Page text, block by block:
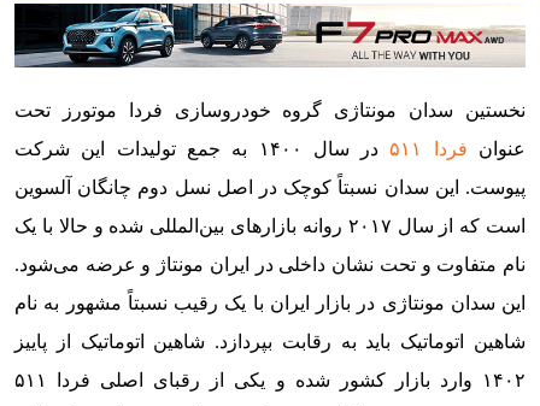
بررسی کابین و طراحی داخلی فردا ۵۱۱
امکانات و تجهیزات
نخستین سدان مونتاژی گروه خودروسازی فردا موتورز تحت
عنوان فردا ۵۱۱
در سال ۱۴۰۰ به جمع تولیدات این شرکت
پیوست. این سدان نسبتاً کوچک در اصل نسل دوم چانگان آلسوین
است که از سال ۲۰۱۷ روانه بازارهای بین‌المللی شده و حالا با یک
نام متفاوت و تحت نشان داخلی در ایران مونتاژ و عرضه می‌شود.
این سدان مونتاژی در بازار ایران با یک رقیب نسبتاً مشهور به نام
شاهین اتوماتیک باید به رقابت بپردازد. شاهین اتوماتیک از پاییز
۱۴۰۲ وارد بازار کشور شده و یکی از رقبای اصلی فردا ۵۱۱